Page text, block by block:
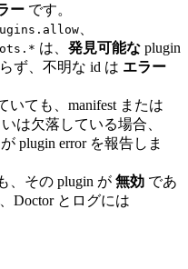
ー です。
は、 発見可能な plugin
ず、不明な id は エラー
いても、manifest または
は欠落している場合、
plugin error を報告しま
、その plugin が 無効 であ
Doctor とログには